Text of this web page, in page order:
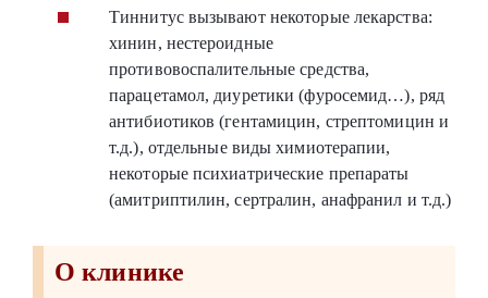
Тиннитус вызывают некоторые лекарства:
хинин, нестероидные
противовоспалительные средства,
парацетамол, диуретики (фуросемид…), ряд
антибиотиков (гентамицин, стрептомицин и
т.д.), отдельные виды химиотерапии,
некоторые психиатрические препараты
(амитриптилин, сертралин, анафранил и т.д.)
О клинике